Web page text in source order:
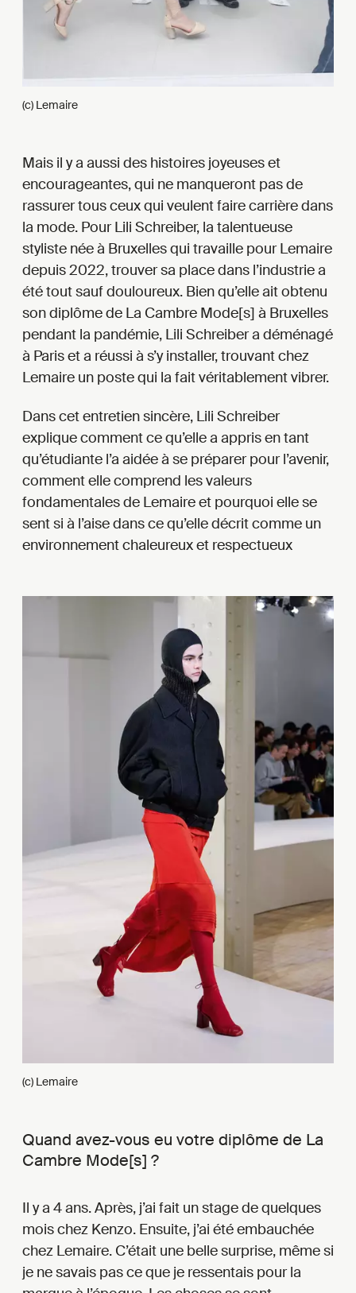
(c) Lemaire
Mais il y a aussi des histoires joyeuses et
encourageantes, qui ne manqueront pas de
rassurer tous ceux qui veulent faire carrière dans
la mode. Pour Lili Schreiber, la talentueuse
styliste née à Bruxelles qui travaille pour Lemaire
depuis 2022, trouver sa place dans l’industrie a
été tout sauf douloureux. Bien qu’elle ait obtenu
son diplôme de La Cambre Mode[s] à Bruxelles
pendant la pandémie, Lili Schreiber a déménagé
à Paris et a réussi à s’y installer, trouvant chez
Lemaire un poste qui la fait véritablement vibrer.
Dans cet entretien sincère, Lili Schreiber
explique comment ce qu’elle a appris en tant
qu’étudiante l’a aidée à se préparer pour l’avenir,
comment elle comprend les valeurs
fondamentales de Lemaire et pourquoi elle se
sent si à l’aise dans ce qu’elle décrit comme un
environnement chaleureux et respectueux
(c) Lemaire
Quand avez-vous eu votre diplôme de La
Cambre Mode[s] ?
Il y a 4 ans. Après, j’ai fait un stage de quelques
mois chez Kenzo. Ensuite, j’ai été embauchée
chez Lemaire. C’était une belle surprise, même si
je ne savais pas ce que je ressentais pour la